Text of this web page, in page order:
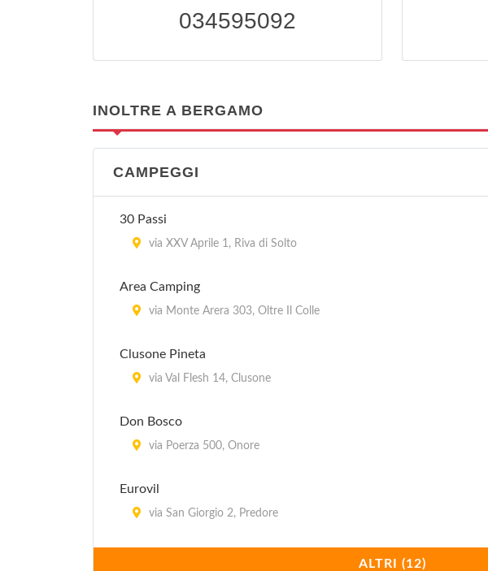
034595092
INOLTRE A BERGAMO
CAMPEGGI
30 Passi
via XXV Aprile 1, Riva di Solto
Area Camping
via Monte Arera 303, Oltre Il Colle
Clusone Pineta
via Val Flesh 14, Clusone
Don Bosco
via Poerza 500, Onore
Eurovil
via San Giorgio 2, Predore
ALTRI (12)